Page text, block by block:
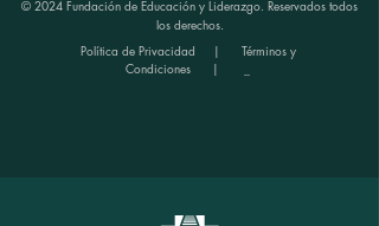
© 2024 Fundación de Educación y Liderazgo. Reservados todos
los derechos.
Política de Privacidad
| Términos y
Condiciones | _